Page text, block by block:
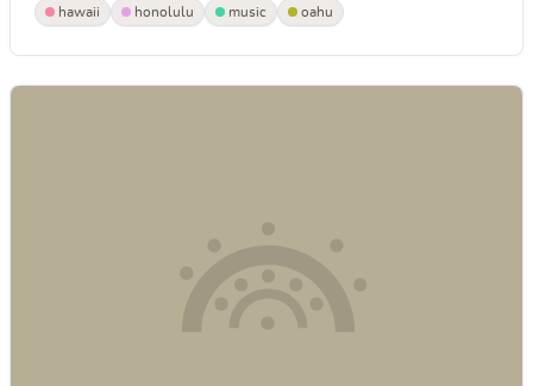
hawaii honolulu music oahu